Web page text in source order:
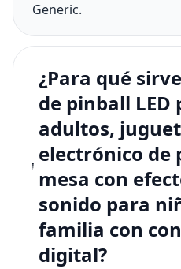
Generic.
¿Para qué
de pinball LED
adultos,
electrónico de
mesa con
sonido para
familia con
digital?